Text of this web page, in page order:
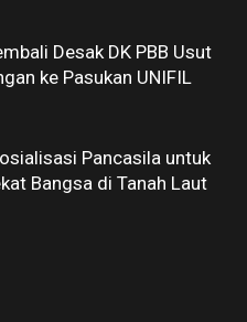
Desak DK PBB Usut
ke Pasukan UNIFIL
Pancasila untuk
Bangsa di Tanah Laut